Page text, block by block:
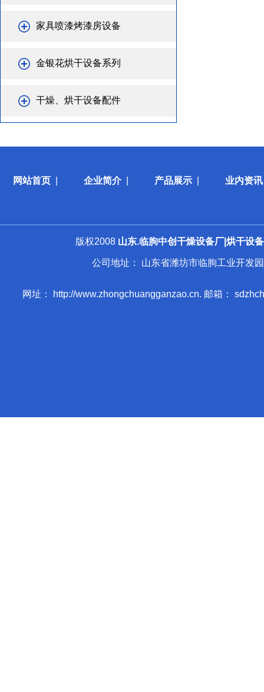
家具喷漆烤漆房设备
金银花烘干设备系列
干燥、烘干设备配件
网站首页 企业简介 产品展示 业内资讯
版权2008 山东.临朐中创干燥设备厂|烘干设
公司地址： 山东省潍坊市临朐工业开发
网址： http://www.zhongchuangganzao.cn. 邮箱：